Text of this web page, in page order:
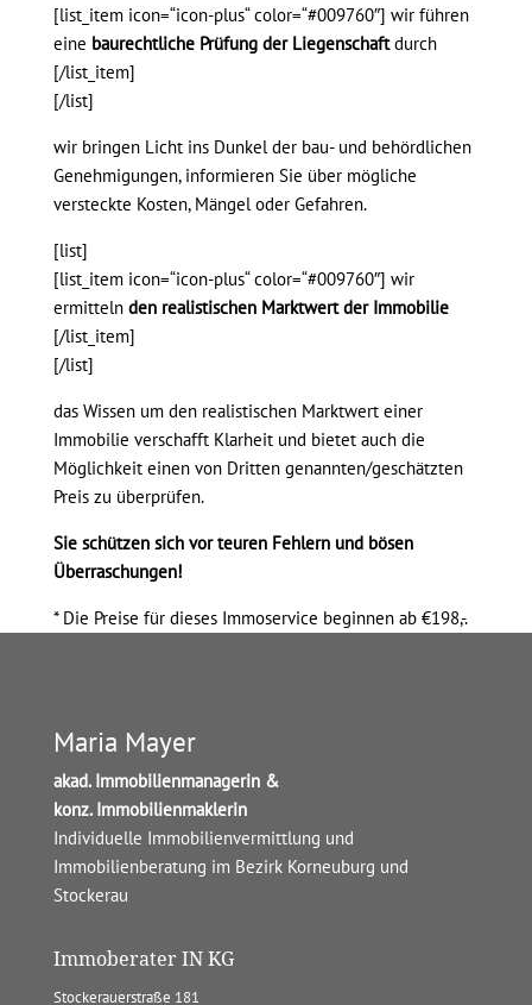
[list_item icon=“icon-plus“ color=“#009760″] wir führen
eine baurechtliche Prüfung der Liegenschaftdurch
[/list_item]
[/list]
wir bringen Licht ins Dunkel der bau- und behördlichen
Genehmigungen, informieren Sie über mögliche
versteckte Kosten, Mängel oder Gefahren.
[list]
[list_item icon=“icon-plus“ color=“#009760″] wir
ermitteln den realistischen Marktwert der Immobilie
[/list_item]
[/list]
das Wissen um den realistischen Marktwert einer
Immobilie verschafft Klarheit und bietet auch die
Möglichkeit einen von Dritten genannten/geschätzten
Preis zu überprüfen.
Sie schützen sich vor teuren Fehlern und bösen
Überraschungen!
* Die Preise für dieses Immoservice beginnen ab €198,-.
Maria Mayer
akad. Immobilienmanagerin &
konz. Immobilienmaklerin
Individuelle Immobilienvermittlung und
Immobilienberatung im Bezirk Korneuburg und
Stockerau
Immoberater IN KG
Stockerauerstraße 181